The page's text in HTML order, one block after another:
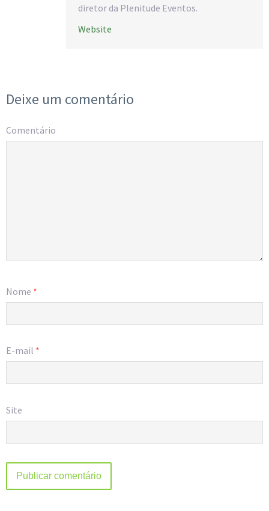
diretor da Plenitude Eventos.
Website
Deixe um comentário
Comentário
Nome *
E-mail *
Site